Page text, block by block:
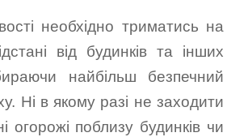
необхідно триматись на
від будинків та інших
найбільш безпечний
Ні в якому разі не заходити
огорожі поблизу будинків чи